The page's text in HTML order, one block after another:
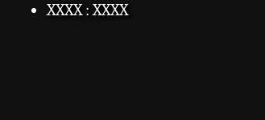
XXXX : XXXX